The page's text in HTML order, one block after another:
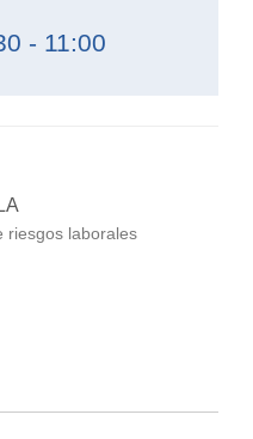
- 11:00
riesgos laborales